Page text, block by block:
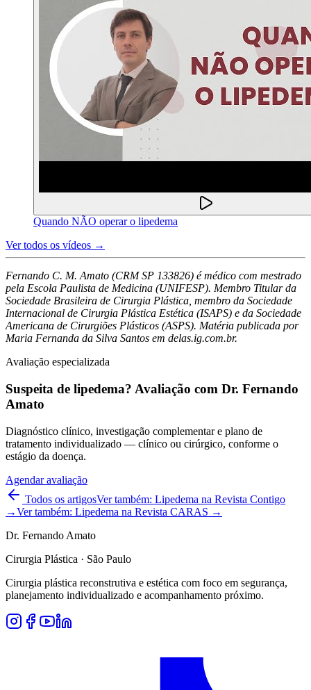
Quando NÃO operar o lipedema
Ver todos os vídeos →
Fernando C. M. Amato (CRM SP 133826) é médico com mestrado
pela Escola Paulista de Medicina (UNIFESP). Membro Titular da
Sociedade Brasileira de Cirurgia Plástica, membro da Sociedade
Internacional de Cirurgia Plástica Estética (ISAPS) e da Sociedade
Americana de Cirurgiões Plásticos (ASPS). Matéria publicada por
Maria Fernanda da Silva Santos em delas.ig.com.br.
Avaliação especializada
Suspeita de lipedema? Avaliação com Dr. Fernando
Amato
Diagnóstico clínico, investigação complementar e plano de
tratamento individualizado — clínico ou cirúrgico, conforme o
estágio da doença.
Agendar avaliação
Todos os artigosVer também: Lipedema na Revista Contigo
→Ver também: Lipedema na Revista CARAS →
Dr. Fernando Amato
Cirurgia Plástica · São Paulo
Cirurgia plástica reconstrutiva e estética com foco em segurança,
planejamento individualizado e acompanhamento próximo.